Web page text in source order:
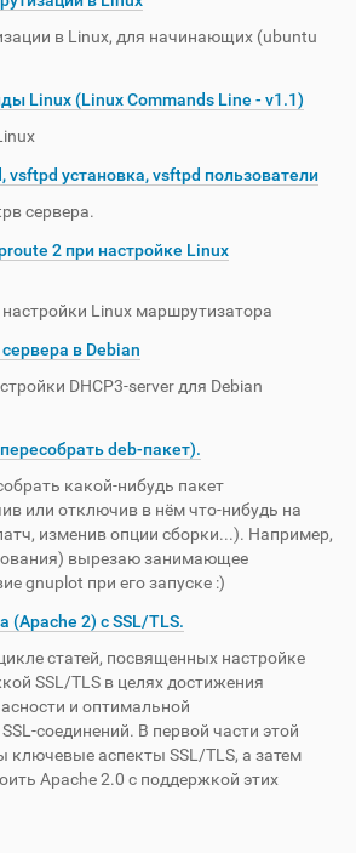
в Linux, для начинающих (ubuntu
Linux (Linux Commands Line - v1.1)
vsftpd установка, vsftpd пользователи
сервера.
2 при настройке Linux
Linux маршрутизатора
в Debian
DHCP3-server для Debian
deb-пакет).
какой-нибудь пакет
или отключив в нём что-нибудь на
изменив опции сборки...). Например,
вырезаю занимающее
gnuplot при его запуске :)
(Apache 2) с SSL/TLS.
статей, посвященных настройке
SSL/TLS в целях достижения
и оптимальной
соединений. В первой части этой
ключевые аспекты SSL/TLS, а затем
Apache 2.0 с поддержкой этих